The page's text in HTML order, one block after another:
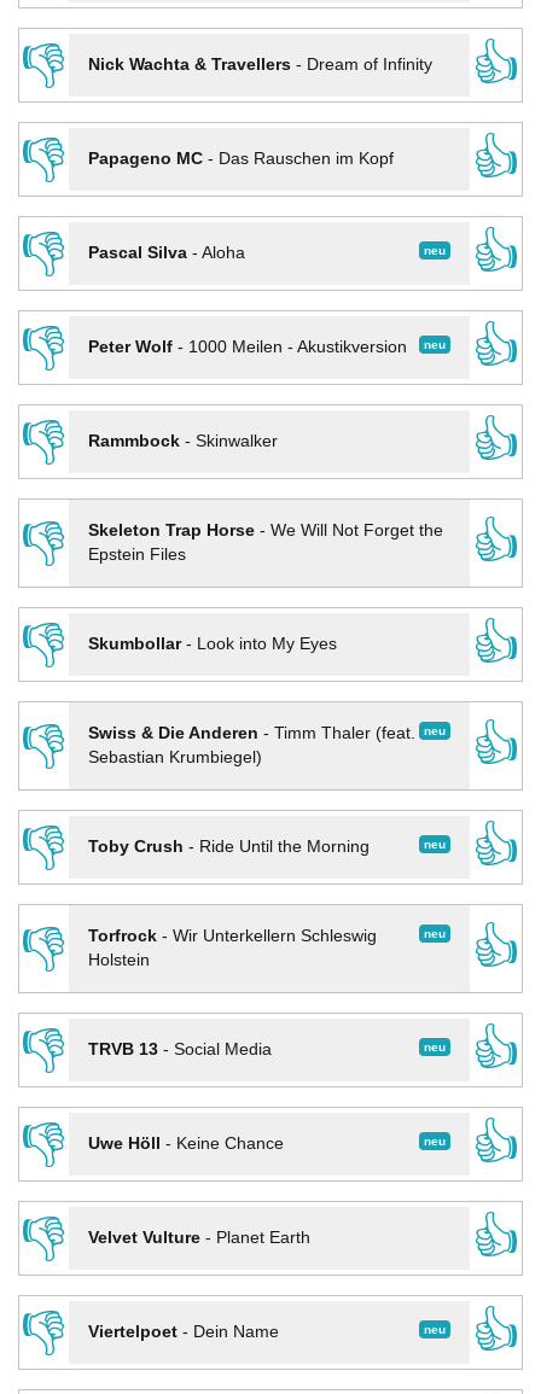
👎
Nick Wachta & Travellers- Dream of Infinity
👍
👎
Papageno MC- Das Rauschen im Kopf
👍
👎
neu
Pascal Silva- Aloha
👍
👎
neu
Peter Wolf- 1000 Meilen - Akustikversion
👍
👎
Rammbock- Skinwalker
👍
👎
Skeleton Trap Horse- We Will Not Forget the
Epstein Files
👍
👎
Skumbollar- Look into My Eyes
👍
👎
neu
Swiss & Die Anderen - Timm Thaler (feat.
Sebastian Krumbiegel)
👍
👎
neu
Toby Crush - Ride Until the Morning
👍
👎
neu
Torfrock- Wir Unterkellern Schleswig
Holstein
👍
👎
neu
TRVB 13- Social Media
👍
👎
neu
Uwe Höll - Keine Chance
👍
👎
Velvet Vulture- Planet Earth
👍
👎
neu
Viertelpoet- Dein Name
👍